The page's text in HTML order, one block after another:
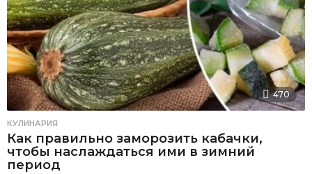
470
КУЛИНАРИЯ
Как правильно заморозить кабачки,
чтобы наслаждаться ими в зимний
период